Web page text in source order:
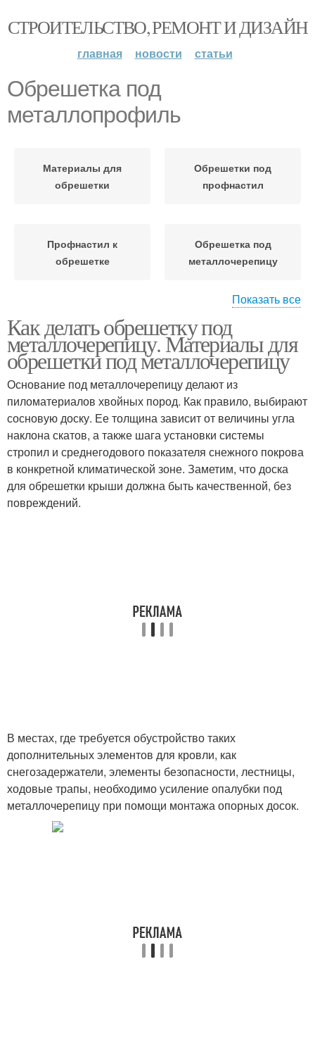
СТРОИТЕЛЬСТВО, РЕМОНТ И ДИЗАЙН
главная новости статьи
Обрешетка под
металлопрофиль
Материалы для
обрешетки
Обрешетки под
профнастил
Профнастил к
обрешетке
Обрешетка под
металлочерепицу
Обрешетки под
металлочерепицу
обрешетка
Показать все
Как делать обрешетку под
металлочерепицу. Материалы для
обрешетки под металлочерепицу
Основание под металлочерепицу делают из
пиломатериалов хвойных пород. Как правило, выбирают
сосновую доску. Ее толщина зависит от величины угла
наклона скатов, а также шага установки системы
стропил и среднегодового показателя снежного покрова
в конкретной климатической зоне. Заметим, что доска
для обрешетки крыши должна быть качественной, без
повреждений.
В местах, где требуется обустройство таких
дополнительных элементов для кровли, как
снегозадержатели, элементы безопасности, лестницы,
ходовые трапы, необходимо усиление опалубки под
металлочерепицу при помощи монтажа опорных досок.